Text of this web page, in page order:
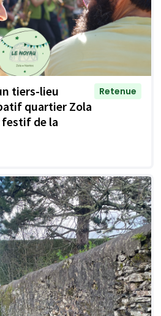
tiers-lieu
quartier Zola
festif de la
Retenue